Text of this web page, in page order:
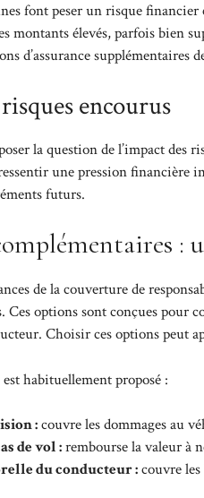
font peser un risque
montants élevés, parfois bien
d’assurance supplémentaires
encourus
la question de l’impact des
une pression financière
futurs.
de la couverture de
Ces options sont conçues pour
Choisir ces options peut
habituellement proposé :
:couvre les dommages au
de vol :rembourse la valeur à
du conducteur :couvre les